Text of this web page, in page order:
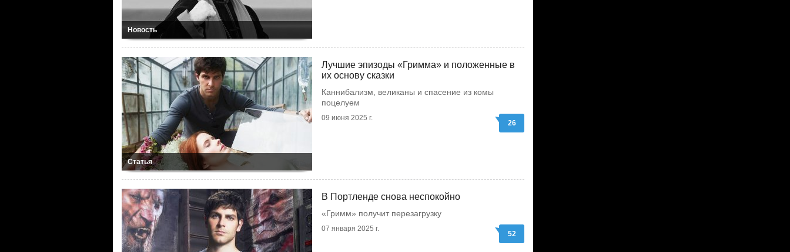
Новость
Статья
Лучшие эпизоды «Гримма» и положенные в
их основу сказки
Каннибализм, великаны и спасение из комы
поцелуем
09 июня 2025 г.
26
В Портленде снова неспокойно
«Гримм» получит перезагрузку
07 января 2025 г.
52